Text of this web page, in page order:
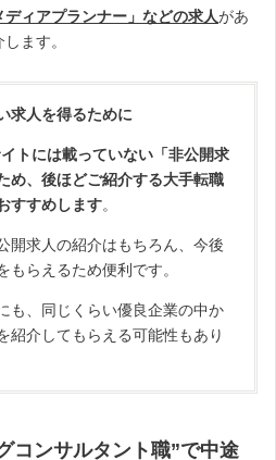
ィアプランナー」などの求人があ
ます。
求人を得るために
トには載っていない「非公開求
め、後ほどご紹介する大手転職
すすめします。
開求人の紹介はもちろん、今後
らえるため便利です。
も、同じくらい優良企業の中か
紹介してもらえる可能性もあり
コンサルタント職”で中途